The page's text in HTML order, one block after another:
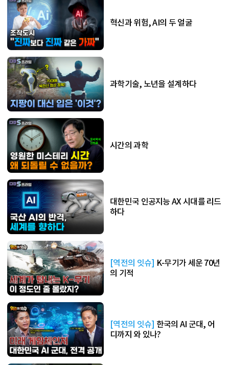
혁신과 위험, AI의 두 얼굴
과학기술, 노년을 설계하다
시간의 과학
대한민국 인공지능 AX 시대를 리드
하다
[역전의 잇슈] K-무기가 세운 70년
의 기적
[역전의 잇슈] 한국의 AI 군대, 어
디까지 와 있나?